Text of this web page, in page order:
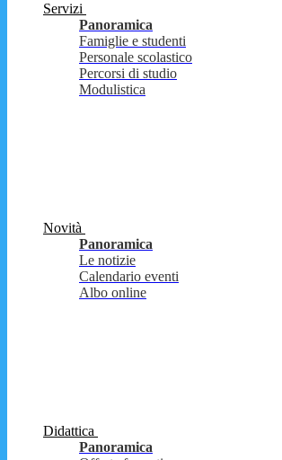
Servizi
Panoramica
Famiglie e studenti
Personale scolastico
Percorsi di studio
Modulistica
Novità
Panoramica
Le notizie
Calendario eventi
Albo online
Didattica
Panoramica